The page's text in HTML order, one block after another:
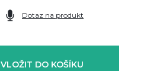
Dotaz na produkt
VLOŽIT DO KOŠÍKU